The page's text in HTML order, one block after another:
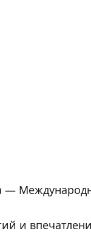
—
и